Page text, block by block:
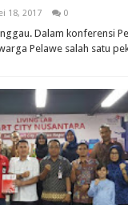
18, 2017 0
Dalam konferensi
Pelawe salah satu